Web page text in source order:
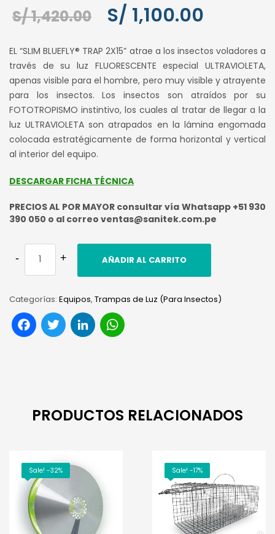
S/1,420.00
El
original
era:
S/ 1,420.00.
S/ 1,100.00
actual
es:
S/
EL “SLIM BLUEFLY® TRAP 2X15” atrae a los insectos voladores a
través de su luz FLUORESCENTE especial ULTRAVIOLETA,
apenas visible para el hombre, pero muy visible y atrayente
para los insectos. Los insectos son atraídos por su
FOTOTROPISMO instintivo, los cuales al tratar de llegar a la
luz ULTRAVIOLETA son atrapados en la lámina engomada
colocada estratégicamente de forma horizontal y vertical
al interior del equipo.
DESCARGAR FICHA TÉCNICA
PRECIOS AL POR MAYOR consultar vía Whatsapp +51 930
390 050 o al correo ventas@sanitek.com.pe
AÑADIR AL CARRITO
Categorías: Equipos, Trampas de Luz (Para Insectos)
Facebook
TwitterLinkedIn
PRODUCTOS RELACIONADOS
Sale! -32% Sale! -17%